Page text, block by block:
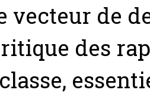
vecteur de
des